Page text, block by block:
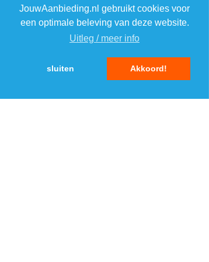
JouwAanbieding.nl gebruikt cookies voor
een optimale beleving van deze website.
Uitleg / meer info
sluiten Akkoord!
2 2